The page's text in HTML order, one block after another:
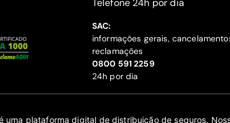
‍Telefone 24h por dia
SAC:
informações gerais,
reclamações
‍0800 591 2259
24h por dia
uma plataforma digital de distribuição de seguros.